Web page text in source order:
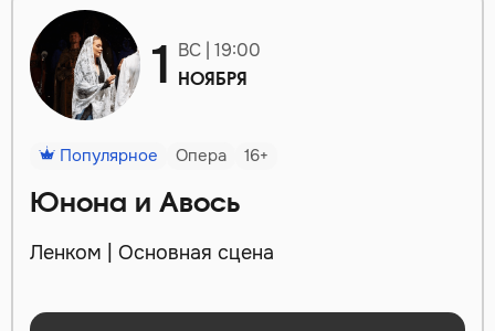
1 ВС | 19:00
НОЯБРЯ
Популярное Опера 16+
Юнона и Авось
Ленком | Основная сцена